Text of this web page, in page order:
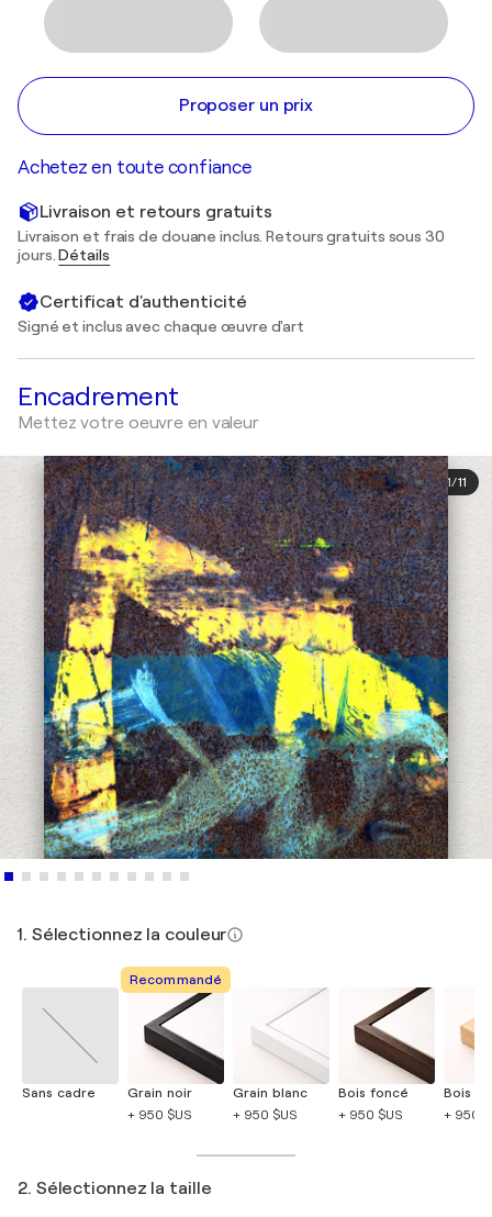
Proposer un prix
Achetez en toute confiance
Livraison et retours gratuits
Livraison et frais de douane inclus. Retours gratuits sous 30
jours.Détails
Certificat d'authenticité
Signé et inclus avec chaque œuvre d'art
Encadrement
Mettez votre oeuvre en valeur
1/11
1. Sélectionnez la couleur
Sans cadre
Recommandé
Grain noir
+ 950 $US
Grain blanc
+ 950 $US
Bois foncé
+ 950 $US
Bois
+ 950
2. Sélectionnez la taille